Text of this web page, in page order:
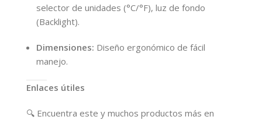
selector de unidades (°C/°F), luz de fondo
(Backlight).
Dimensiones: Diseño ergonómico de fácil
manejo.
Enlaces útiles
🔍 Encuentra este y muchos productos más en